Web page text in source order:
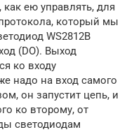
ею управлять, для
который мы
WS2812B
(DO). Выход
ко входу
надо на вход самого
он запустит цепь, и
ко второму, от
светодиодам